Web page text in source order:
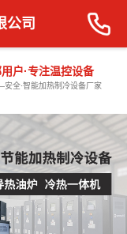
户·专注温控设备
安全·智能加热制冷设备厂家
公司